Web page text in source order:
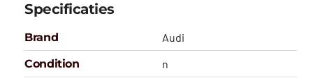
Specificaties
Brand
Audi
Condition
n